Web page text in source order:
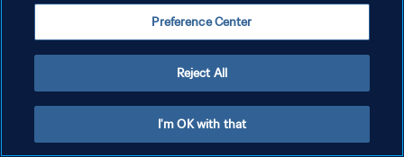
NUTZUNGSBEDINGUNGEN
COOKIE-EINSTELLUNGEN VERWALTEN
Copyright © 1994 - 2026 FIFA. Alle Rechte vorbehalten.
Preference Center
Reject All
I'm OK with that